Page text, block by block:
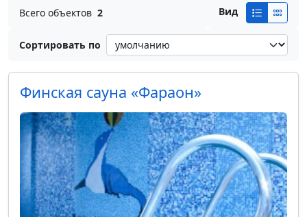
Всего объектов 2 Вид
Сортировать по
Финская сауна «Фараон»